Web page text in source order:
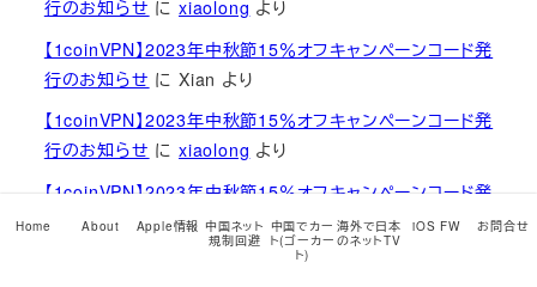
行のお知らせ にxiaolong より
【1coinVPN】2023年中秋節15％オフキャンペーンコード発
行のお知らせ にXian より
【1coinVPN】2023年中秋節15％オフキャンペーンコード発
行のお知らせ にxiaolong より
【1coinVPN】2023年中秋節15％オフキャンペーンコード発
行のお知らせにXianより
1coinVPNのプレミアム版/VIP版でスマホゲーム『呪術廻
Home About Apple情報 中国ネット
規制回避
中国でカー
ト(ゴーカー
ト)
海外で日本
のネットTV
iOS FW お問合せ